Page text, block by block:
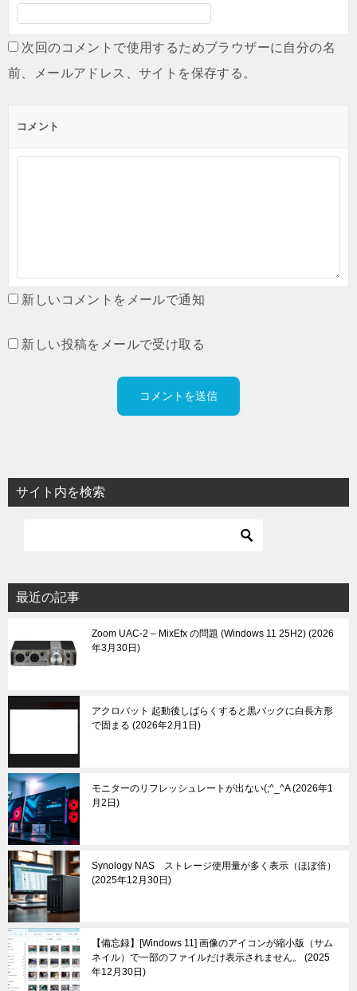
次回のコメントで使用するためブラウザーに自分の名
前、メールアドレス、サイトを保存する。
コメント
新しいコメントをメールで通知
新しい投稿をメールで受け取る
サイト内を検索
最近の記事
Zoom UAC-2 – MixEfx の問題 (Windows 11 25H2) 2026
年3月30日
アクロバット 起動後しばらくすると黒バックに白長方形
で固まる 2026年2月1日
モニターのリフレッシュレートが出ない(;^_^A 2026年1
月2日
Synology NAS ストレージ使用量が多く表示（ほぼ倍）
2025年12月30日
【備忘録】[Windows 11] 画像のアイコンが縮小版（サム
ネイル）で一部のファイルだけ表示されません。
2025
年12月30日